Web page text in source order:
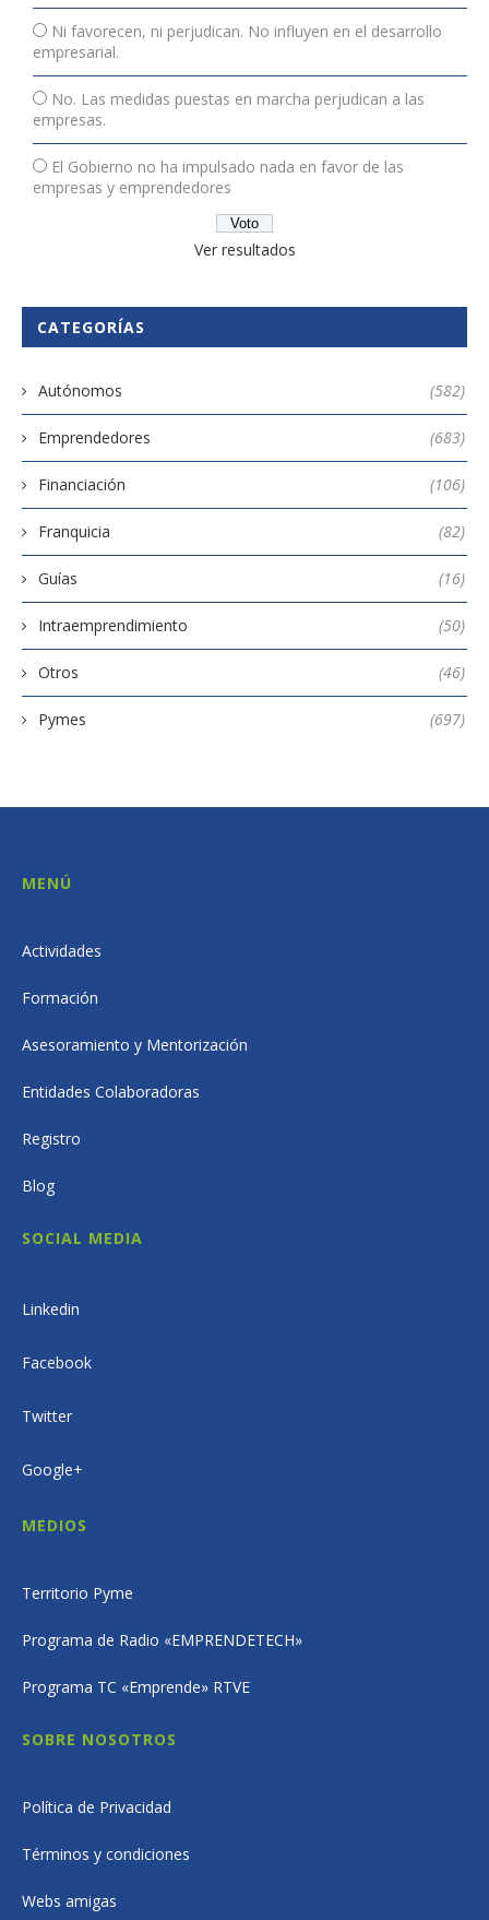
Ni favorecen, ni perjudican. No influyen en el desarrollo
empresarial.
No. Las medidas puestas en marcha perjudican a las
empresas.
El Gobierno no ha impulsado nada en favor de las
empresas y emprendedores
Ver resultados
CATEGORÍAS
Autónomos (582)
Emprendedores (683)
Financiación (106)
Franquicia (82)
Guías (16)
Intraemprendimiento (50)
Otros (46)
Pymes (697)
MENÚ
Actividades
Formación
Asesoramiento y Mentorización
Entidades Colaboradoras
Registro
Blog
SOCIAL MEDIA
Linkedin
Facebook
Twitter
Google+
MEDIOS
Territorio Pyme
Programa de Radio «EMPRENDETECH»
Programa TC «Emprende» RTVE
SOBRE NOSOTROS
Política de Privacidad
Términos y condiciones
Webs amigas